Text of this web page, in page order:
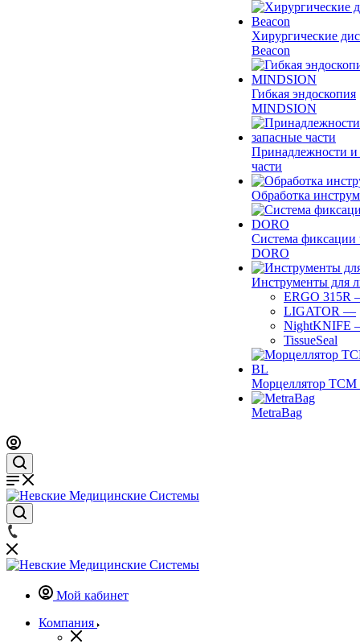
Хирургические
Beacon
Гибкая эндоскопия
MINDSION
Принадлежности и
части
Обработка
Система фиксации
DORO
Инструменты для
ERGO 315R
LIGATOR —
NightKNIFE
TissueSeal
Морцеллятор ТСМ
MetraBag
Мой кабинет
Компания